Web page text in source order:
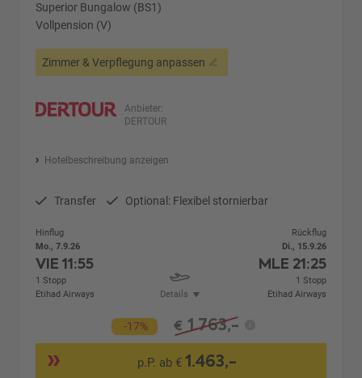
Superior Bungalow (BS1)
Vollpension (V)
Zimmer & Verpflegung anpassen
Anbieter:
DERTOUR
Hotelbeschreibung anzeigen
Transfer Optional: Flexibel stornierbar
Hinflug
Mo., 7.9.26
VIE11:55
1 Stopp
Etihad Airways
Details
Rückflug
Di., 15.9.26
MLE 21:25
1 Stopp
Etihad Airways
-17% € 1.763,-
p.P. ab € 1.463,-